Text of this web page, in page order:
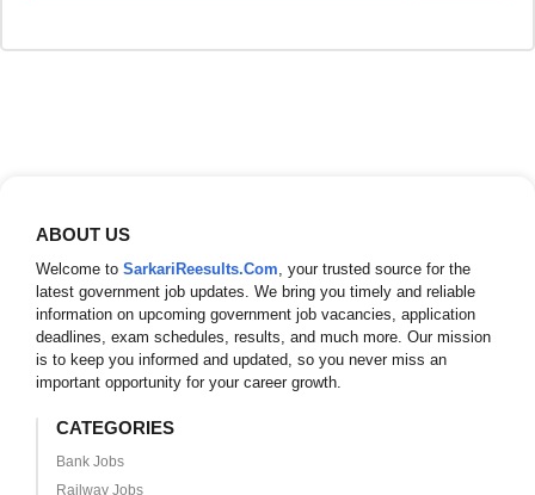
ABOUT US
Welcome to SarkariReesults.Com, your trusted source for the
latest government job updates. We bring you timely and reliable
information on upcoming government job vacancies, application
deadlines, exam schedules, results, and much more. Our mission
is to keep you informed and updated, so you never miss an
important opportunity for your career growth.
CATEGORIES
Bank Jobs
Railway Jobs